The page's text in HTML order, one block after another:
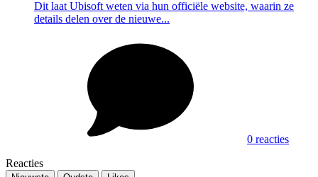
Dit laat Ubisoft weten via hun officiële website, waarin ze
details delen over de nieuwe...
0 reacties
Reacties